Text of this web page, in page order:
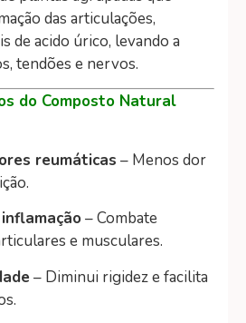
das articulações,
de acido úrico, levando a
tendões e nervos.
do Composto Natural
reumáticas – Menos dor
– Combate
e musculares.
– Diminui rigidez e facilita